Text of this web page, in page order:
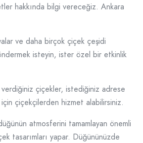
hakkında bilgi vereceğiz. Ankara
ve daha birçok çiçek çeşidi
isteyin, ister özel bir etkinlik
verdiğiniz çiçekler, istediğiniz adrese
çiçekçilerden hizmet alabilirsiniz.
atmosferini tamamlayan önemli
tasarımları yapar. Düğününüzde